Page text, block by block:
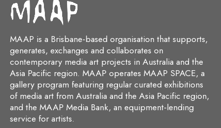
MAAP is a Brisbane-based organisation that supports,
generates, exchanges and collaborates on
contemporary media art projects in Australia and the
Asia Pacific region. MAAP operates MAAP SPACE, a
gallery program featuring regular curated exhibitions
of media art from Australia and the Asia Pacific region,
and the MAAP Media Bank, an equipment-lending
service for artists.